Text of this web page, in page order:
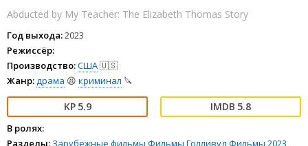
Abducted by My Teacher: The Elizabeth Thomas Story
Год выхода:2023
Режиссёр:
Производство:США🇺🇸
Жанр:драма 😫 криминал 🔪
5.9 5.8
В ролях:
Разделы: Зарубежные фильмы Фильмы ГолливудФильмы 2023